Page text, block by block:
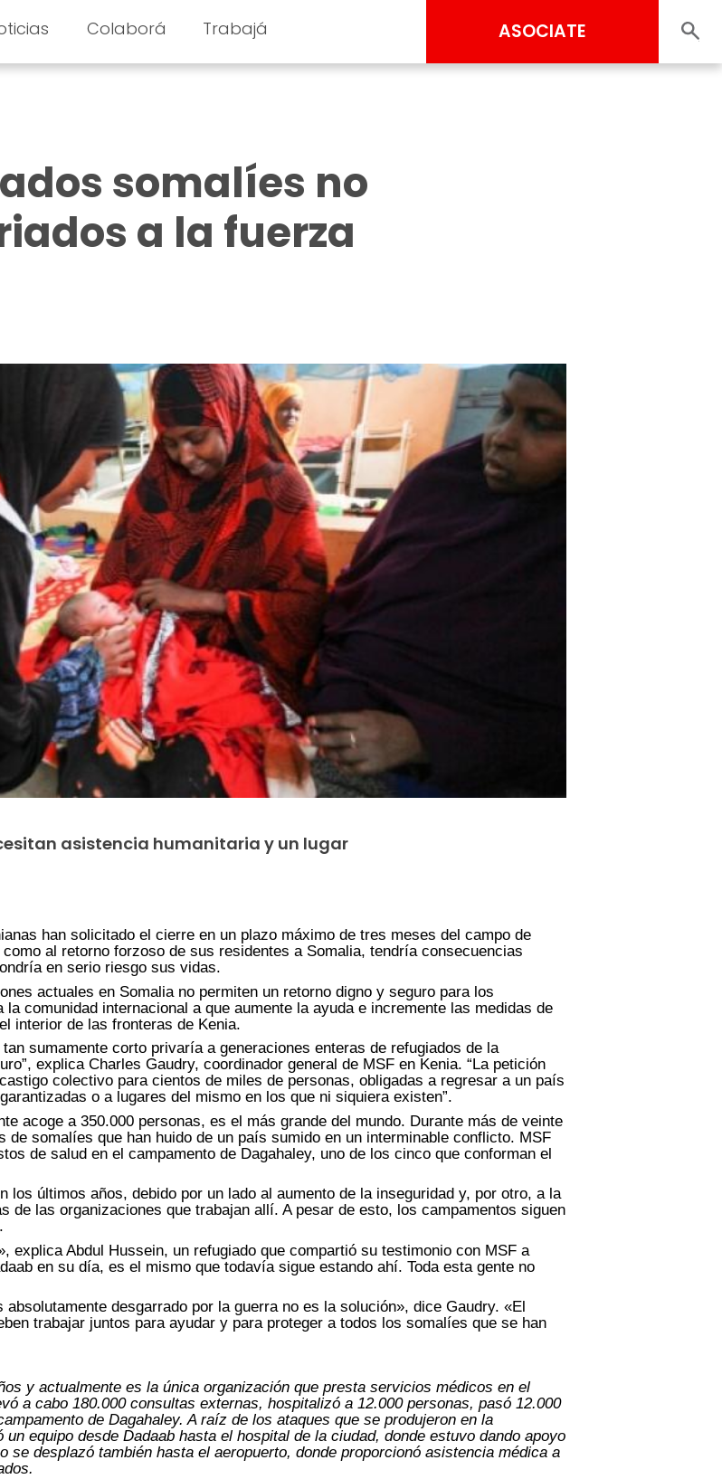
Colaborá Trabajá ASOCIATE
somalíes no
a la fuerza
asistencia humanitaria y un lugar
han solicitado el cierre en un plazo máximo de tres meses del campo de
al retorno forzoso de sus residentes a Somalia, tendría consecuencias
en serio riesgo sus vidas.
actuales en Somalia no permiten un retorno digno y seguro para los
comunidad internacional a que aumente la ayuda e incremente las medidas de
interior de las fronteras de Kenia.
sumamente corto privaría a generaciones enteras de refugiados de la
explica Charles Gaudry, coordinador general de MSF en Kenia. “La petición
colectivo para cientos de miles de personas, obligadas a regresar a un país
o a lugares del mismo en los que ni siquiera existen”.
acoge a 350.000 personas, es el más grande del mundo. Durante más de veinte
de somalíes que han huido de un país sumido en un interminable conflicto. MSF
de salud en el campamento de Dagahaley, uno de los cinco que conforman el
los últimos años, debido por un lado al aumento de la inseguridad y, por otro, a la
de las organizaciones que trabajan allí. A pesar de esto, los campamentos siguen
explica Abdul Hussein, un refugiado que compartió su testimonio con MSF a
en su día, es el mismo que todavía sigue estando ahí. Toda esta gente no
desgarrado por la guerra no es la solución», dice Gaudry. «El
trabajar juntos para ayudar y para proteger a todos los somalíes que se han
y actualmente es la única organización que presta servicios médicos en el
a cabo 180.000 consultas externas, hospitalizó a 12.000 personas, pasó 12.000
de Dagahaley. A raíz de los ataques que se produjeron en la
equipo desde Dadaab hasta el hospital de la ciudad, donde estuvo dando apoyo
se desplazó también hasta el aeropuerto, donde proporcionó asistencia médica a